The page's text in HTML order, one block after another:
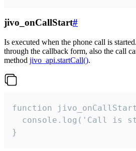
jivo_onCallStart#
Is executed when the phone call is
through the callback form, also the call
method jivo_api.startCall().
function
console.log('Call is
}